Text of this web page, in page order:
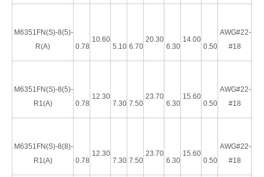
Terminal de desconexión de bandera hembra completamente aislado de 4,75 mm (AWG 16-14)
M6351FN(S)-8(5)-
R(A)
0.78
10.60
5.10 6.70
20.30
6.30
14.00
0.50
AWG#22-
#18
M6351FN(S)-8(5)-
R1(A)
0.78
12.30
7.30 7.50
23.70
6.30
15.60
0.50
AWG#22-
#18
M6351FN(S)-8(8)-
R1(A)
0.78
12.30
7.30 7.50
23.70
6.30
15.60
0.50
AWG#22-
#18